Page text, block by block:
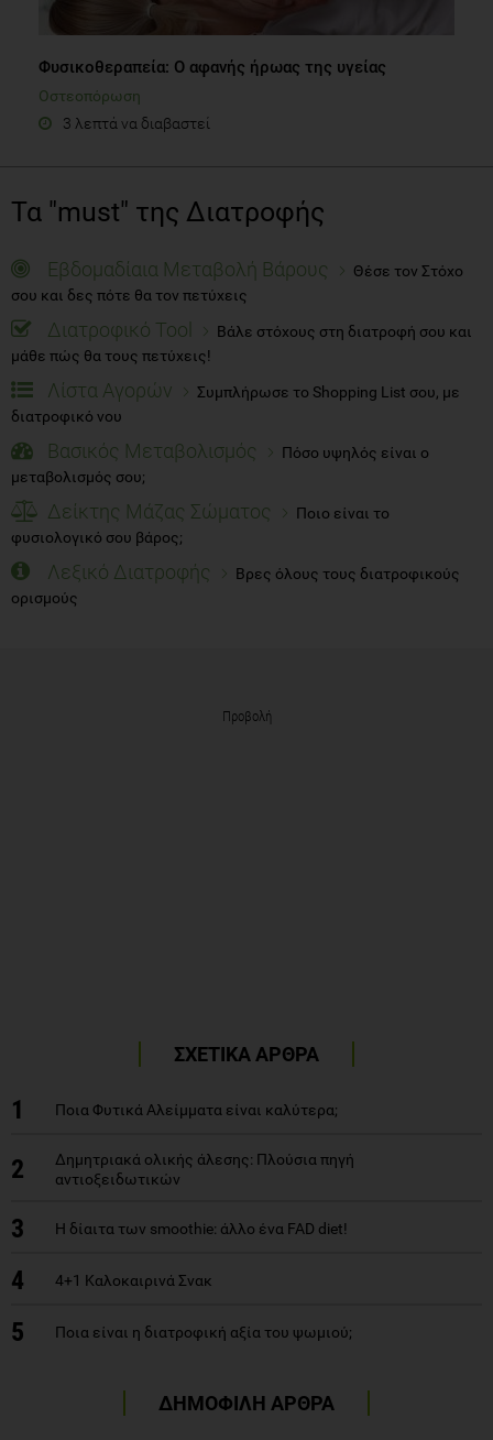
Φυσικοθεραπεία: Ο αφανής ήρωας της υγείας
Οστεοπόρωση
3 λεπτά να διαβαστεί
Τα "must" της Διατροφής
Εβδομαδίαια Μεταβολή Βάρους
Θέσε τον Στόχο
σου και δες πότε θα τον πετύχεις
Διατροφικό Tool
Βάλε στόχους στη διατροφή σου και
μάθε πώς θα τους πετύχεις!
Λίστα Αγορών
Συμπλήρωσε το Shopping List σου, με
διατροφικό νου
Βασικός Μεταβολισμός
Πόσο υψηλός είναι ο
μεταβολισμός σου;
Δείκτης Μάζας Σώματος
Ποιο είναι το
φυσιολογικό σου βάρος;
Λεξικό Διατροφής
Βρες όλους τους διατροφικούς
ορισμούς
Προβολή
ΣΧΕΤΙΚΑ ΑΡΘΡΑ
1 Ποια Φυτικά Αλείμματα είναι καλύτερα;
2
Δημητριακά ολικής άλεσης: Πλούσια πηγή
αντιοξειδωτικών
3 Η δίαιτα των smoothie: άλλο ένα FAD diet!
4 4+1 Καλοκαιρινά Σνακ
5 Ποια είναι η διατροφική αξία του ψωμιού;
ΔΗΜΟΦΙΛΗ ΑΡΘΡΑ